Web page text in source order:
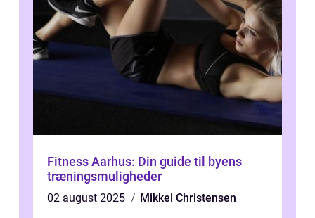
Fitness Aarhus: Din guide til byens
træningsmuligheder
02 august 2025
Mikkel Christensen